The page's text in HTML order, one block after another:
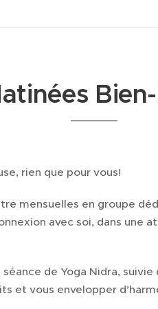
rien que pour vous!
mensuelles en groupe
avec soi, dans une
de Yoga Nidra, suivie
et vous envelopper